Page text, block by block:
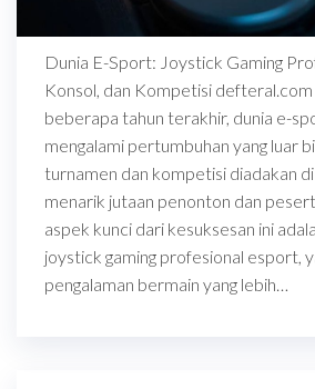
Dunia E-Sport: Joystick Gaming
Konsol, dan Kompetisi
beberapa tahun terakhir, dunia e-
mengalami pertumbuhan yang luar
turnamen dan kompetisi diadakan
menarik jutaan penonton dan
aspek kunci dari kesuksesan ini
joystick gaming profesional esport,
pengalaman bermain yang lebih…